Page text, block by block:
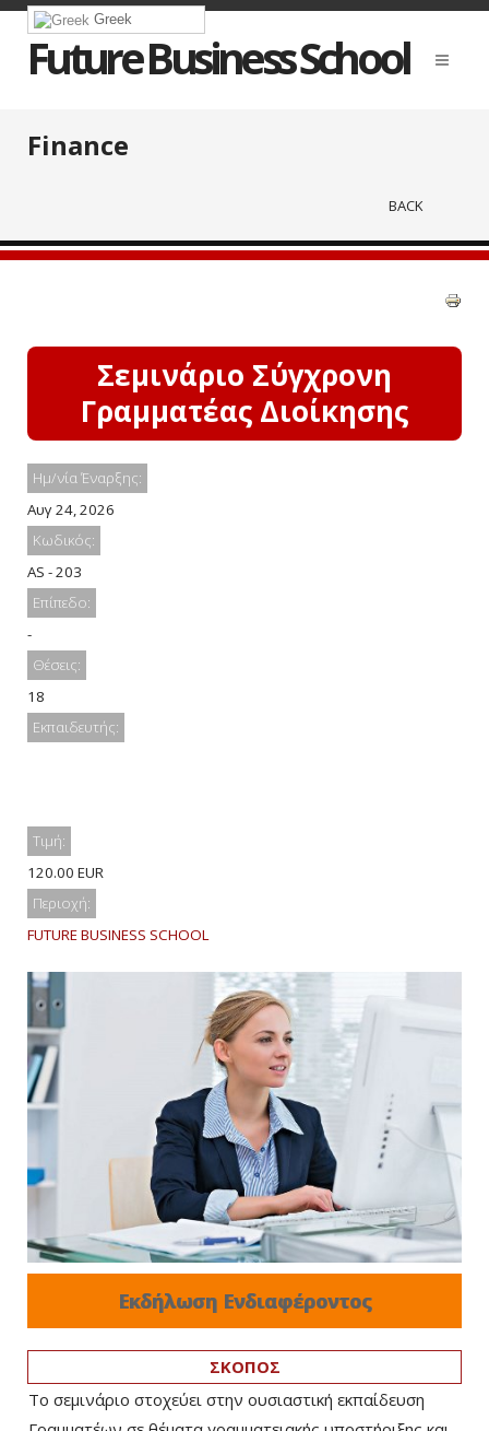
Greek
Future Business School
Finance
BACK
Σεμινάριο Σύγχρονη
Γραμματέας Διοίκησης
Ημ/νία Έναρξης:
Αυγ 24, 2026
Κωδικός:
AS - 203
Επίπεδο:
-
Θέσεις:
18
Εκπαιδευτής:
Τιμή:
120.00 EUR
Περιοχή:
FUTURE BUSINESS SCHOOL
Εκδήλωση Ενδιαφέροντος
ΣΚΟΠΟΣ
Το σεμινάριο στοχεύει στην ουσιαστική εκπαίδευση